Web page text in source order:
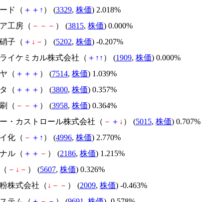
ド（ ＋ ＋ ↑ ） (3329, 株価) 2.018%
工房（ － － － ） (3815, 株価) 0.000%
子（ ＋ ↓ － ） (5202, 株価) -0.207%
イケミカル株式会社（ ＋ ↑ ↑ ） (1909, 株価) 0.000%
（ ＋ ＋ ＋ ） (7514, 株価) 1.039%
（ ＋ ＋ ＋ ） (3800, 株価) 0.357%
（ － － ＋ ） (3958, 株価) 0.364%
・カストロール株式会社（ － ＋ ↓ ） (5015, 株価) 0.707%
化（ － ＋ ↑ ） (4996, 株価) 2.770%
ル（ ＋ ＋ － ） (2186, 株価) 1.215%
－ ↓ － ） (5607, 株価) 0.326%
株式会社（ ↓ － － ） (2009, 株価) -0.463%